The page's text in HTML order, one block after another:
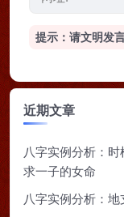
提示：请文明发
近期文章
八字实例分析：
求一子的女命
八字实例分析：